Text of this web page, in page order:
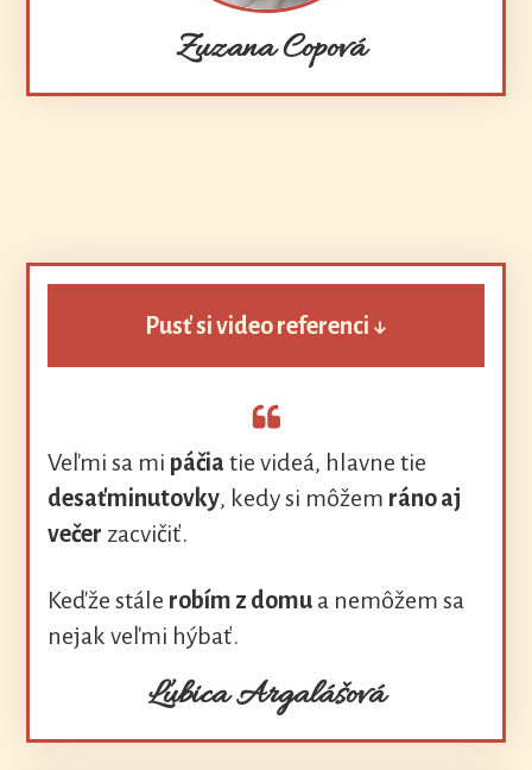
Zuzana Copová
Pusť si video referenci ↓
Veľmi sa mi páčia tie videá, hlavne tie
desaťminutovky, kedy si môžem ráno aj
večer zacvičiť.
Keďže stále robím z domu a nemôžem sa
nejak veľmi hýbať.
Ľubica Argalášová